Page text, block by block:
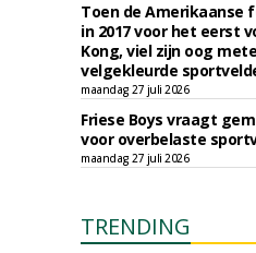
Toen de Amerikaanse
in 2017 voor het eerst
Kong, viel zijn oog
velgekleurde
maandag 27 juli 2026
Friese Boys vraagt
voor overbelaste
maandag 27 juli 2026
TRENDING